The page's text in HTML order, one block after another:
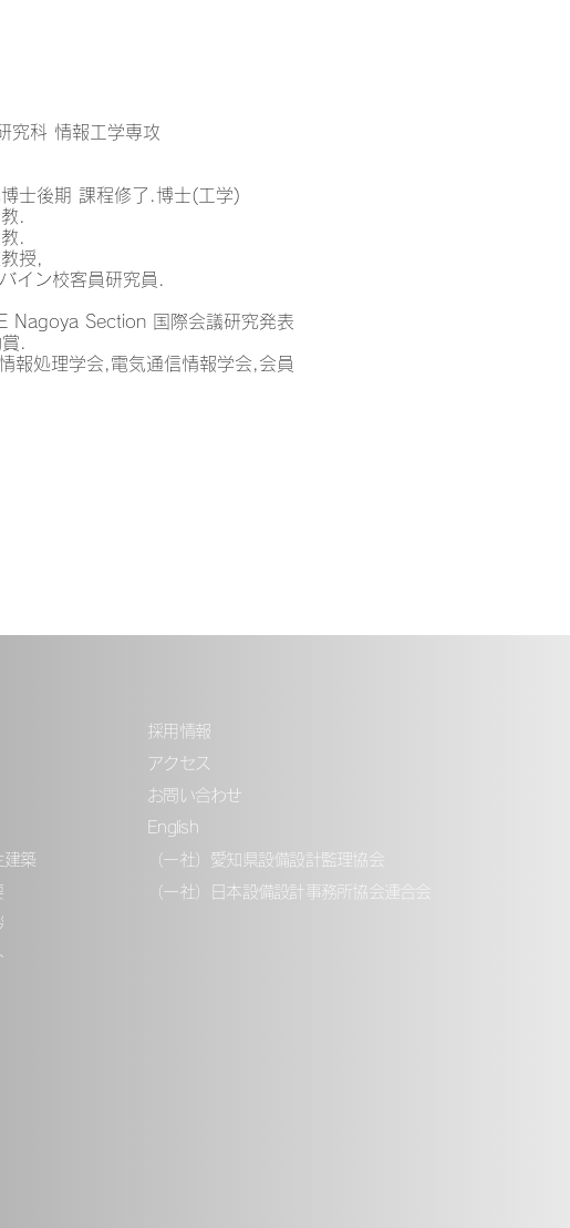
究科 情報工学専攻
士後期 課程修了.博士(工学)
.
.
授,
イン校客員研究員.
Nagoya Section 国際会議研究発表
.
報処理学会,電気通信情報学会,会員
建築
採用情報
アクセス
お問い合わせ
English
（一社）愛知県設備設計監理協会
（一社）日本設備設計事務所協会連合会